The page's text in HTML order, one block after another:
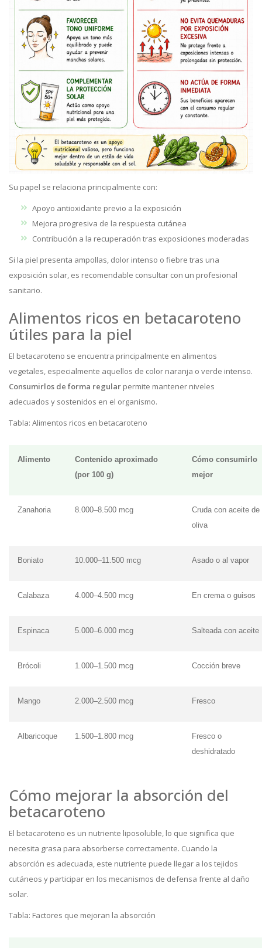
Su papel se relaciona principalmente con:
Apoyo antioxidante previo a la exposición
Mejora progresiva de la respuesta cutánea
Contribución a la recuperación tras exposiciones moderadas
Si la piel presenta ampollas, dolor intenso o fiebre tras una
exposición solar, es recomendable consultar con un profesional
sanitario.
Alimentos ricos en betacaroteno
útiles para la piel
El betacaroteno se encuentra principalmente en alimentos
vegetales, especialmente aquellos de color naranja o verde intenso.
Consumirlos de forma regular permite mantener niveles
adecuados y sostenidos en el organismo.
Tabla: Alimentos ricos en betacaroteno
Alimento
Contenido aproximado
(por 100 g)
Cómo consumirlo
mejor
Zanahoria 8.000–8.500 mcg
Cruda con aceite de
oliva
Boniato 10.000–11.500 mcg Asado o al vapor
Calabaza 4.000–4.500 mcg En crema o guisos
Espinaca 5.000–6.000 mcg Salteada con aceite
Brócoli 1.000–1.500 mcg Cocción breve
Mango 2.000–2.500 mcg Fresco
Albaricoque 1.500–1.800 mcg
Fresco o
deshidratado
Cómo mejorar la absorción del
betacaroteno
El betacaroteno es un nutriente liposoluble, lo que significa que
necesita grasa para absorberse correctamente. Cuando la
absorción es adecuada, este nutriente puede llegar a los tejidos
cutáneos y participar en los mecanismos de defensa frente al daño
solar.
Tabla: Factores que mejoran la absorción